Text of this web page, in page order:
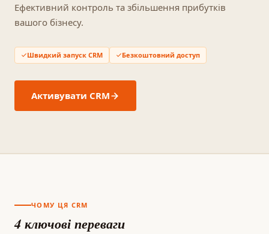
Ефективний контроль та збільшення прибутків
вашого бізнесу.
Швидкий запуск CRM Безкоштовний доступ
Активувати CRM
ЧОМУ ЦЯ CRM
4 ключові переваги